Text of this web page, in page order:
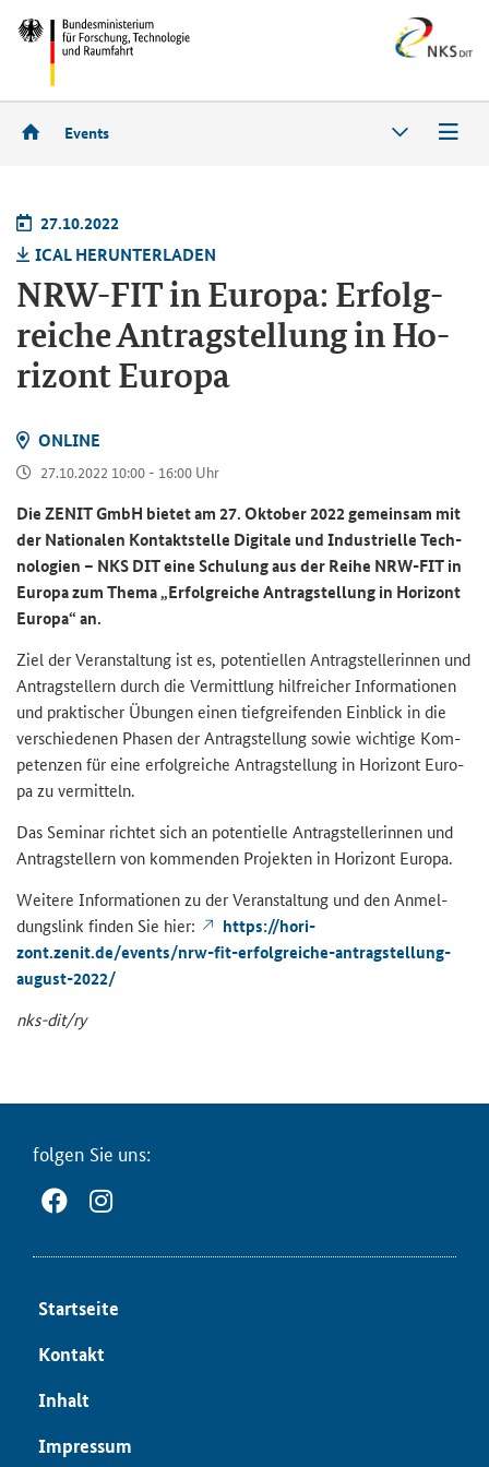
Events
27.10.2022
ICAL HER­UN­TER­LA­DEN
NRW-​FIT in Eu­ro­pa: Er­folg­
rei­che An­trag­stel­lung in Ho­
ri­zont Eu­ro­pa
ON­LINE
27.10.2022 10:00 - 16:00 Uhr
Die ZENIT GmbH bie­tet am 27. Ok­to­ber 2022 ge­mein­sam mit
der Na­tio­na­len Kon­takt­stel­le Di­gi­ta­le und In­dus­tri­el­le Tech­
no­lo­gien – NKS DIT eine Schu­lung aus der Reihe NRW-​FIT in
Eu­ro­pa zum Thema „Er­folg­rei­che An­trag­stel­lung in Ho­ri­zont
Eu­ro­pa“ an.
Ziel der Ver­an­stal­tung ist es, po­ten­ti­el­len An­trag­stel­le­rin­nen und
An­trag­stel­lern durch die Ver­mitt­lung hilf­rei­cher In­for­ma­tio­nen
und prak­ti­scher Übun­gen einen tief­grei­fen­den Ein­blick in die
ver­schie­de­nen Pha­sen der An­trag­stel­lung sowie wich­ti­ge Kom­
pe­ten­zen für eine er­folg­rei­che An­trag­stel­lung in Ho­ri­zont Eu­ro­
pa zu ver­mit­teln.
Das Se­mi­nar rich­tet sich an po­ten­ti­el­le An­trag­stel­le­rin­nen und
An­trag­stel­lern von kom­men­den Pro­jek­ten in Ho­ri­zont Eu­ro­pa.
Wei­te­re In­for­ma­tio­nen zu der Ver­an­stal­tung und den An­mel­
dungs­link fin­den Sie hier:
https://ho­ri­
zont.zenit.de/events/nrw-​fit-erfolgreiche-antragstellung-
august-2022/
nks-​dit/ry
fol­gen Sie uns:
Start­sei­te
Kon­takt
In­halt
Im­pres­sum